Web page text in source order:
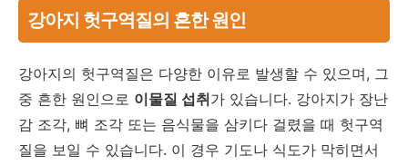
강아지 헛구역질의 흔한 원인
강아지의 헛구역질은 다양한 이유로 발생할 수 있으며, 그
중 흔한 원인으로 이물질 섭취가 있습니다. 강아지가 장난
감 조각, 뼈 조각 또는 음식물을 삼키다 걸렸을 때 헛구역
질을 보일 수 있습니다. 이 경우 기도나 식도가 막히면서